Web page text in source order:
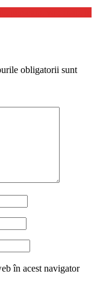
obligatorii sunt
în acest navigator